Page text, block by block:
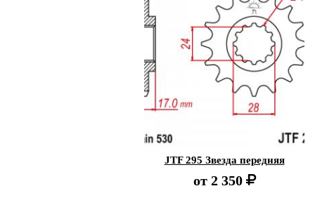
JTF 295 Звезда передняя
от 2 350